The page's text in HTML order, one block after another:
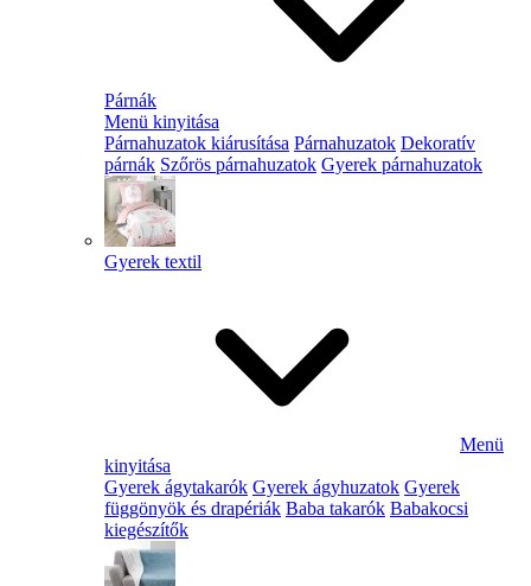
Párnák
Menü kinyitása
Párnahuzatok kiárusítása Párnahuzatok Dekoratív
párnák Szőrös párnahuzatok Gyerek párnahuzatok
Gyerek textil
Menü
kinyitása
Gyerek ágytakarók Gyerek ágyhuzatok Gyerek
függönyök és drapériák Baba takarók Babakocsi
kiegészítők